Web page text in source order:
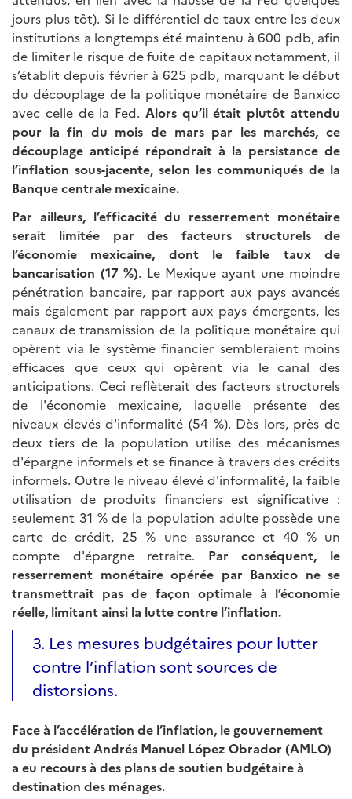
jours plus tôt). Si le différentiel de taux entre les deux
institutions a longtemps été maintenu à 600 pdb, afin
de limiter le risque de fuite de capitaux notamment, il
s’établit depuis février à 625 pdb, marquant le début
du découplage de la politique monétaire de Banxico
avec celle de la Fed. Alors qu’il était plutôt attendu
pour la fin du mois de mars par les marchés, ce
découplage anticipé répondrait à la persistance de
l’inflation sous-jacente, selon les communiqués de la
Banque centrale mexicaine.
Par ailleurs, l’efficacité du resserrement monétaire
serait limitée par des facteurs structurels de
l’économie mexicaine, dont le faible taux de
bancarisation (17 %). Le Mexique ayant une moindre
pénétration bancaire, par rapport aux pays avancés
mais également par rapport aux pays émergents, les
canaux de transmission de la politique monétaire qui
opèrent via le système financier sembleraient moins
efficaces que ceux qui opèrent via le canal des
anticipations. Ceci reflèterait des facteurs structurels
de l'économie mexicaine, laquelle présente des
niveaux élevés d'informalité (54 %). Dès lors, près de
deux tiers de la population utilise des mécanismes
d'épargne informels et se finance à travers des crédits
informels. Outre le niveau élevé d'informalité, la faible
utilisation de produits financiers est significative :
seulement 31 % de la population adulte possède une
carte de crédit, 25 % une assurance et 40 % un
compte d'épargne retraite. Par conséquent, le
resserrement monétaire opérée par Banxico ne se
transmettrait pas de façon optimale à l’économie
réelle, limitant ainsi la lutte contre l’inflation.
3. Les mesures budgétaires pour lutter
contre l’inflation sont sources de
distorsions.
Face à l’accélération de l’inflation, le gouvernement
du président Andrés Manuel López Obrador (AMLO)
a eu recours à des plans de soutien budgétaire à
destination des ménages.